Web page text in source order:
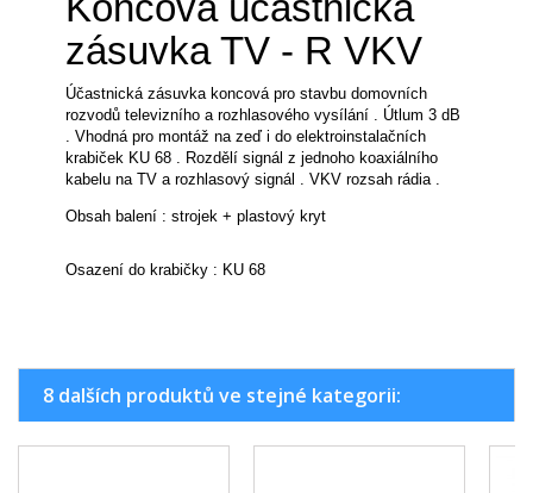
zásuvka TV - R VKV
Účastnická zásuvka koncová pro stavbu domovních
rozvodů televizního a rozhlasového vysílání . Útlum 3 dB
. Vhodná pro montáž na zeď i do elektroinstalačních
krabiček KU 68 . Rozdělí signál z jednoho koaxiálního
kabelu na TV a rozhlasový signál . VKV rozsah rádia .
Obsah balení : strojek + plastový kryt
Osazení do krabičky : KU 68
8 dalších produktů ve stejné kategorii: